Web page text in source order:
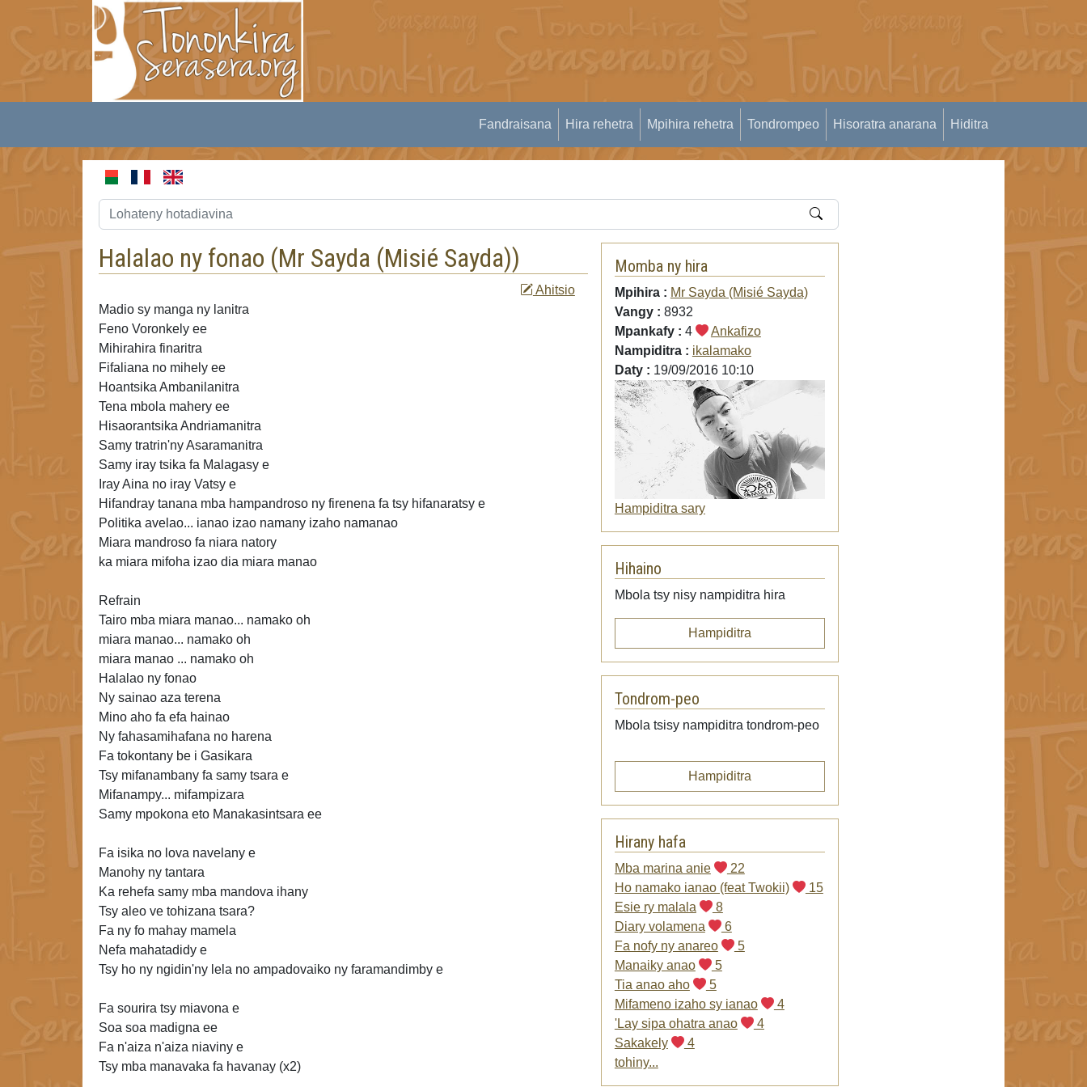
Fandraisana Hira rehetra Mpihira rehetra Tondrompeo Hisoratra anarana Hiditra
Halalao ny fonao (Mr Sayda (Misié Sayda))
Ahitsio
Madio sy manga ny lanitra
Feno Voronkely ee
Mihirahira finaritra
Fifaliana no mihely ee
Hoantsika Ambanilanitra
Tena mbola mahery ee
Hisaorantsika Andriamanitra
Samy tratrin'nyAsaramanitra
Samy iray tsika fa Malagasy e
Iray Aina no iray Vatsy e
Hifandray tanana mba hampandroso ny firenena fa tsy hifanaratsy e
Politika avelao... ianao izao namany izaho namanao
Miara mandroso fa niara natory
ka miara mifoha izao dia miara manao
Refrain
Tairo mba miara manao... namako oh
miara manao... namako oh
miara manao ... namako oh
Halalao ny fonao
Ny sainao aza terena
Mino aho fa efa hainao
Ny fahasamihafana no harena
Fa tokontany be i Gasikara
Tsy mifanambany fa samy tsara e
Mifanampy... mifampizara
Samy mpokona eto Manakasintsara ee
Fa isika no lova navelany e
Manohy ny tantara
Ka rehefa samy mba mandova ihany
Tsy aleo ve tohizana tsara?
Fa ny fo mahay mamela
Nefa mahatadidy e
Tsy ho ny ngidin'ny lela no ampadovaiko ny faramandimby e
Fa sourira tsy miavona e
Soa soa madigna ee
Fa n'aiza n'aiza niaviny e
Tsy mba manavaka fa havanay (x2)
Momba ny hira
Mpihira : Mr Sayda (Misié Sayda)
Vangy : 8932
Mpankafy : 4
Ankafizo
Nampiditra : ikalamako
Daty : 19/09/2016 10:10
Hampiditra sary
Hihaino
Mbola tsy nisy nampiditra hira
Hampiditra
Tondrom-peo
Mbola tsisy nampiditra tondrom-peo
Hampiditra
Hirany hafa
Mba marina anie
22
Ho namako ianao (feat Twokii)
15
Esie ry malala
8
Diary volamena
6
Fa nofy ny anareo
5
Manaiky anao
5
Tia anao aho
5
Mifameno izaho sy ianao
4
'Lay sipa ohatra anao
4
Sakakely
4
tohiny...